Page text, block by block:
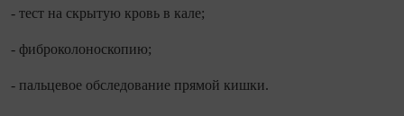
- тест на скрытую кровь в кале;
- фиброколоноскопию;
- пальцевое обследование прямой кишки.